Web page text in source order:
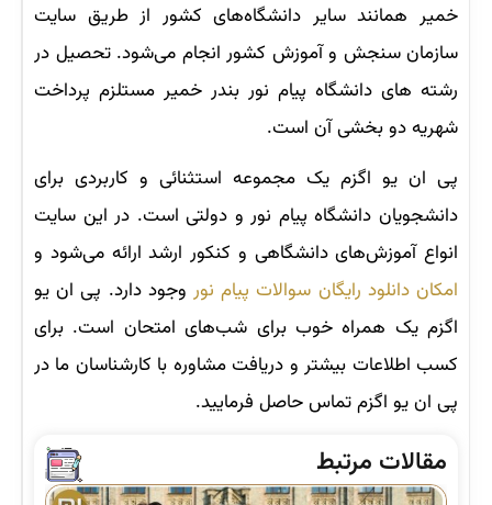
خمیر همانند سایر دانشگاه‌های کشور از طریق سایت
سازمان سنجش و آموزش کشور انجام می‌شود. تحصیل در
رشته های دانشگاه پیام نور بندر خمیر مستلزم پرداخت
شهریه دو بخشی آن است.
پی ان یو اگزم یک مجموعه استثنائی و کاربردی برای
دانشجویان دانشگاه پیام نور و دولتی است. در این سایت
انواع آموزش‌های دانشگاهی و کنکور ارشد ارائه می‌شود و
امکان دانلود رایگان سوالات پیام نور وجود دارد. پی ان یو
اگزم یک همراه خوب برای شب‌های امتحان است. برای
کسب اطلاعات بیشتر و دریافت مشاوره با کارشناسان ما در
پی ان یو اگزم تماس حاصل فرمایید.
مقالات مرتبط